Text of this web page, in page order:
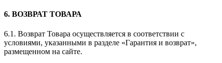
6. ВОЗВРАТ ТОВАРА
6.1. Возврат Товара осуществляется в соответствии с
условиями, указанными в разделе «Гарантия и возврат»,
размещенном на сайте.